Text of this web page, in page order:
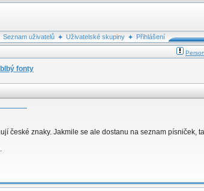
Seznam uživatelů Uživatelské skupiny
Přihlášení
fonty
české znaky. Jakmile se ale dostanu na seznam písniček,